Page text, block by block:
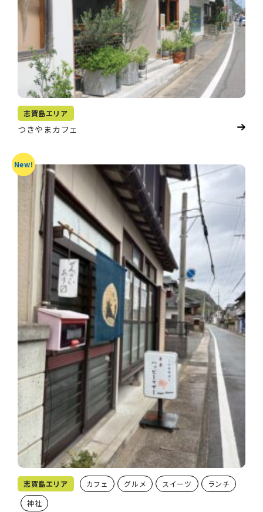
志賀島エリア
つきやまカフェ
志賀島エリア カフェ グルメ スイーツ
ランチ
神社
New!